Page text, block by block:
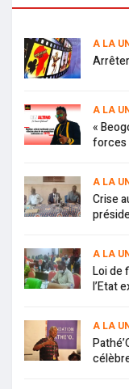
A LA
A LA
«
forces
A LA
Crise
A LA
Loi de
l’Etat
A LA